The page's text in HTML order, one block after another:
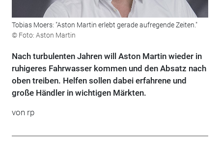
Tobias Moers: "Aston Martin erlebt gerade aufregende Zeiten."
© Foto: Aston Martin
Nach turbulenten Jahren will Aston Martin wieder in
ruhigeres Fahrwasser kommen und den Absatz nach
oben treiben. Helfen sollen dabei erfahrene und
große Händler in wichtigen Märkten.
von rp